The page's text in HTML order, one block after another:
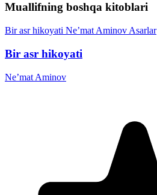
Muallifning boshqa kitoblari
Bir asr hikoyati Ne’mat Aminov Asarlar
Bir asr hikoyati
Ne’mat Aminov